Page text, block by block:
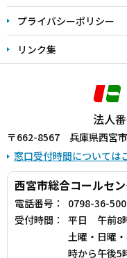
プライバシーポリシー
リンク集
法人
〒662-8567 兵庫県西宮市
窓口受付時間については
西宮市総合コールセ
電話番号：
0798-36-
受付時間：
平日 午前8
土曜・日曜
時から午後5